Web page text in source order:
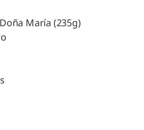
María (235g)